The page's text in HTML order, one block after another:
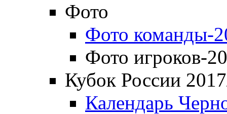
Фото
Фото команды-
Фото игроков-
Кубок России
Календарь